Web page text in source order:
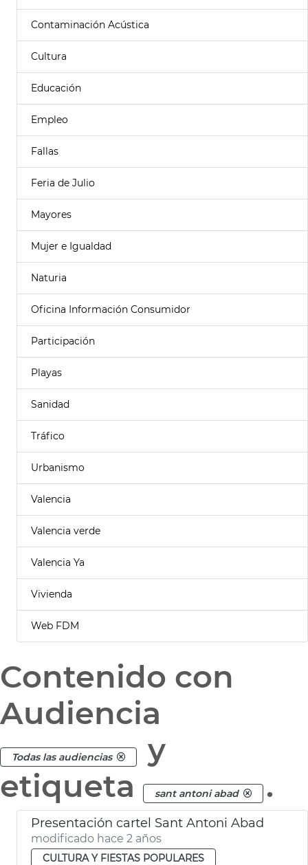
Contaminación Acústica
Cultura
Educación
Empleo
Fallas
Feria de Julio
Mayores
Mujer e Igualdad
Naturia
Oficina Información Consumidor
Participación
Playas
Sanidad
Tráfico
Urbanismo
Valencia
Valencia verde
Valencia Ya
Vivienda
Web FDM
Contenido con
Audiencia
Todas las audiencias
y
etiqueta
sant antoni abad .
Presentación cartel Sant Antoni Abad
modificado hace 2 años
CULTURA Y FIESTAS POPULARES